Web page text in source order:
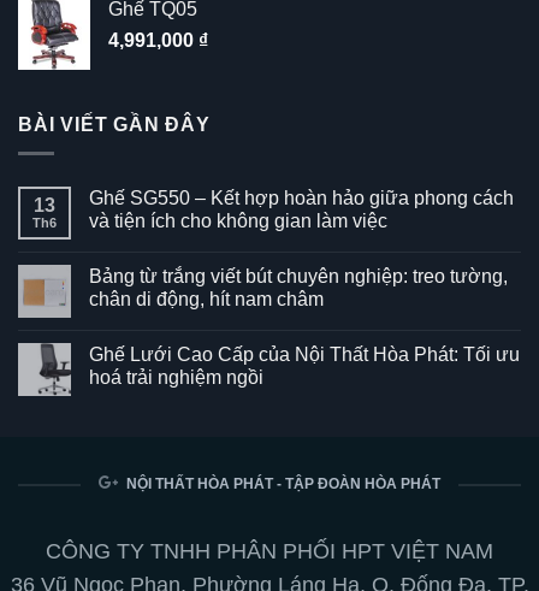
Ghế TQ05
4,991,000 ₫
BÀI VIẾT GẦN ĐÂY
13
Th6
Ghế SG550 – Kết hợp hoàn hảo giữa phong cách
và tiện ích cho không gian làm việc
bình
luận
ở
–
Kết
hợp
và
không
gian
Bảng từ trắng viết bút chuyên nghiệp: treo tường,
chân di động, hít nam châm
bình
luận
ở
chuyên
chân
di
Ghế Lưới Cao Cấp của Nội Thất Hòa Phát: Tối ưu
hoá trải nghiệm ngồi
Ghế
của
Nội
NỘI THẤT HÒA PHÁT - TẬP ĐOÀN HÒA PHÁT
CÔNG TY TNHH PHÂN PHỐI HPT VIỆT NAM
36 Vũ Ngọc Phan, Phường Láng Hạ, Q. Đống Đa, TP.